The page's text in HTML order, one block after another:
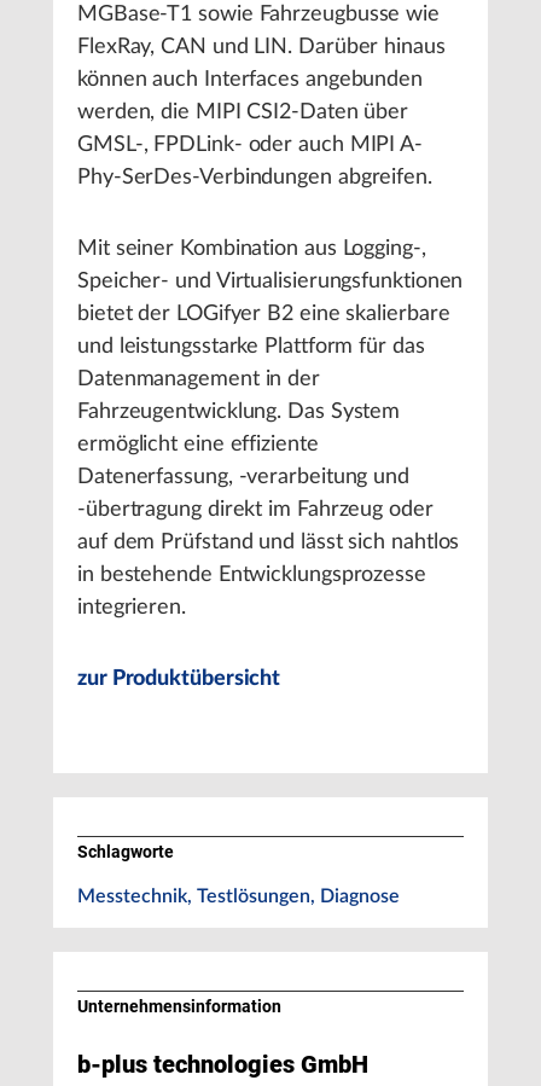
MGBase-T1 sowie Fahrzeugbusse wie
FlexRay, CAN und LIN. Darüber hinaus
können auch Interfaces angebunden
werden, die MIPI CSI2-Daten über
GMSL-, FPDLink- oder auch MIPI A-
Phy-SerDes-Verbindungen abgreifen.
Mit seiner Kombination aus Logging-,
Speicher- und Virtualisierungsfunktionen
bietet der LOGifyer B2 eine skalierbare
und leistungsstarke Plattform für das
Datenmanagement in der
Fahrzeugentwicklung. Das System
ermöglicht eine effiziente
Datenerfassung, -verarbeitung und
-übertragung direkt im Fahrzeug oder
auf dem Prüfstand und lässt sich nahtlos
in bestehende Entwicklungsprozesse
integrieren.
zur Produktübersicht
Schlagworte
Messtechnik, Testlösungen, Diagnose
Unternehmens­information
b-plus technologies GmbH